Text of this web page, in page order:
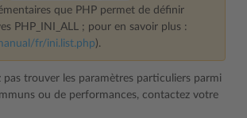
que PHP permet de définir
PHP_INI_ALL ; pour en savoir plus :
fr/ini.list.php).
pas trouver les paramètres particuliers parmi
ou de performances, contactez votre